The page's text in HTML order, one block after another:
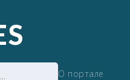
О портале